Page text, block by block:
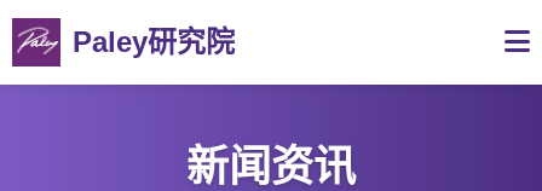
Paley研究院
新闻资讯